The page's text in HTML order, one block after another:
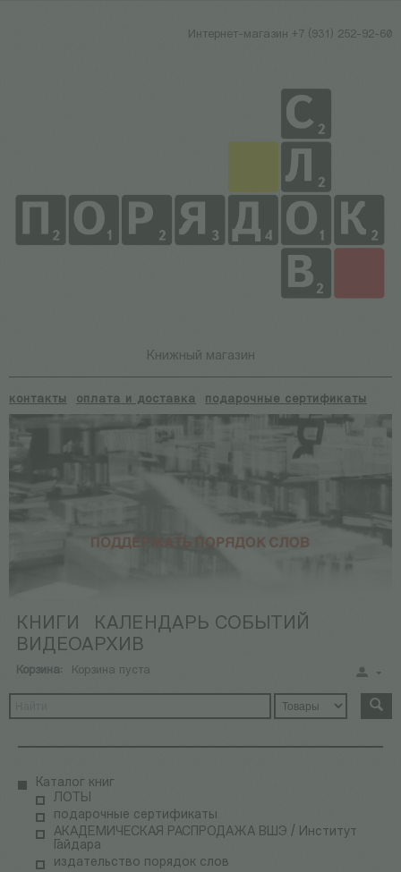
Интернет-магазин +7 (931) 252-92-60
Книжный магазин
контакты оплата и доставка подарочные сертификаты
КНИГИ
КАЛЕНДАРЬ СОБЫТИЙ
ВИДЕОАРХИВ
Корзина: Корзина пуста
Каталог книг
ЛОТЫ
подарочные сертификаты
АКАДЕМИЧЕСКАЯ РАСПРОДАЖА ВШЭ / Институт
Гайдара
издательство порядок слов